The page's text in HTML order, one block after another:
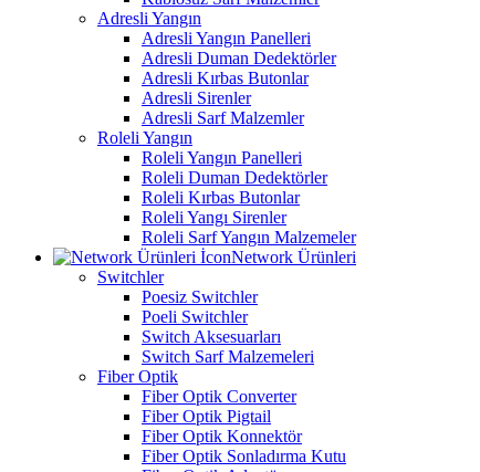
Adresli Yangın
Adresli Yangın Panelleri
Adresli Duman Dedektörler
Adresli Kırbas Butonlar
Adresli Sirenler
Adresli Sarf Malzemler
Roleli Yangın
Roleli Yangın Panelleri
Roleli Duman Dedektörler
Roleli Kırbas Butonlar
Roleli Yangı Sirenler
Roleli Sarf Yangın Malzemeler
Network Ürünleri
Switchler
Poesiz Switchler
Poeli Switchler
Switch Aksesuarları
Switch Sarf Malzemeleri
Fiber Optik
Fiber Optik Converter
Fiber Optik Pigtail
Fiber Optik Konnektör
Fiber Optik Sonladırma Kutu